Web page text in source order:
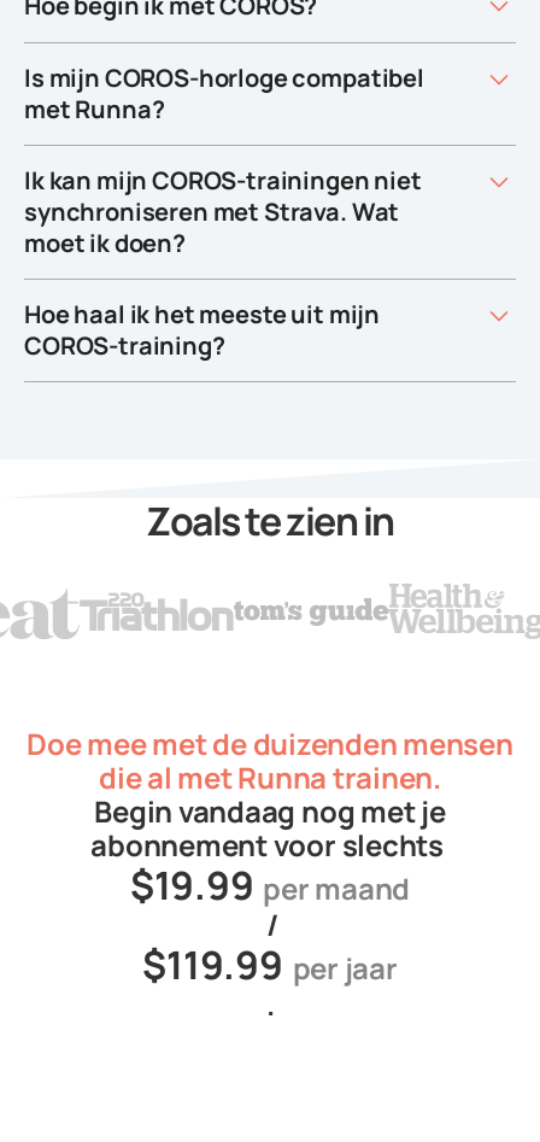
Is mijn COROS-horloge compatibel
met Runna?
Ik kan mijn COROS-trainingen niet
synchroniseren met Strava. Wat
moet ik doen?
Hoe haal ik het meeste uit mijn
COROS-training?
Zoals te zien in
Doe mee met de duizenden mensen
die al met Runna trainen.
Begin vandaag nog met je
abonnement voor slechts
$19.99 per maand
/
$119.99 per jaar
.